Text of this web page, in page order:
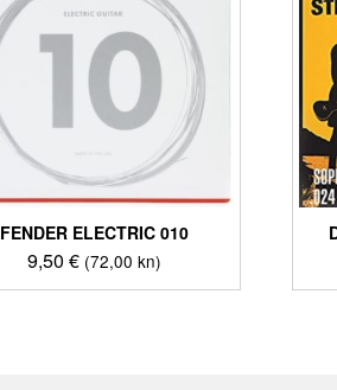
FENDER ELECTRIC 010
9,50 € (72,00 kn)